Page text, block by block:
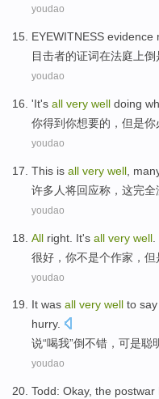
youdao
EYEWITNESS evidence
目击者的证词在法庭 上
youdao
'It's all very well doing
你得到你想要的， 但是你
youdao
This is all very well
许多人将回应称， 这完全
youdao
All right. It's all very well
很好， 你不是个作家 ， 但
youdao
It was all very well to say
hurry.
说“喝我”倒不错 ， 可是聪
youdao
Todd: Okay, the postwar